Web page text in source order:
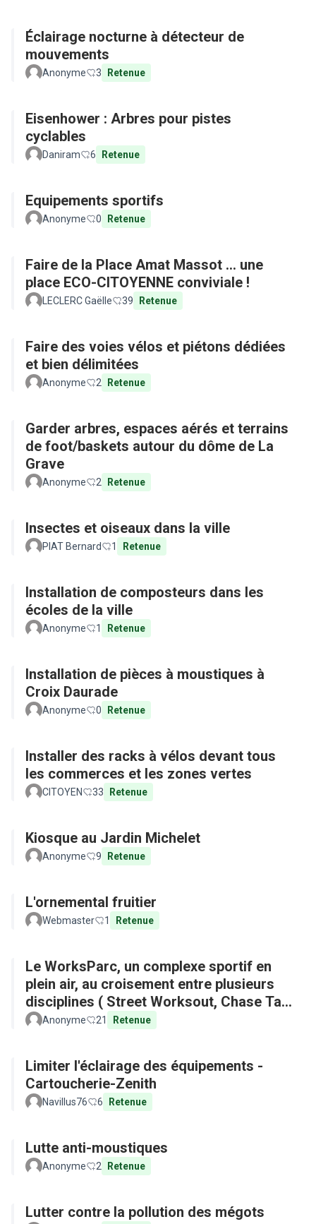
Éclairage nocturne à détecteur de
mouvements
Anonyme 3 Retenue
Eisenhower : Arbres pour pistes
cyclables
Daniram 6 Retenue
Equipements sportifs
Anonyme 0 Retenue
Faire de la Place Amat Massot ... une
place ECO-CITOYENNE conviviale !
LECLERC Gaëlle 39 Retenue
Faire des voies vélos et piétons dédiées
et bien délimitées
Anonyme 2 Retenue
Garder arbres, espaces aérés et terrains
de foot/baskets autour du dôme de La
Grave
Anonyme 2 Retenue
Insectes et oiseaux dans la ville
PIAT Bernard 1 Retenue
Installation de composteurs dans les
écoles de la ville
Anonyme 1 Retenue
Installation de pièces à moustiques à
Croix Daurade
Anonyme 0 Retenue
Installer des racks à vélos devant tous
les commerces et les zones vertes
CITOYEN 33 Retenue
Kiosque au Jardin Michelet
Anonyme 9 Retenue
L'ornemental fruitier
Webmaster 1 Retenue
Le WorksParc, un complexe sportif en
plein air, au croisement entre plusieurs
disciplines ( Street Worksout, Chase Tag,
Parkour)
Anonyme 21 Retenue
Limiter l'éclairage des équipements -
Cartoucherie-Zenith
Navillus76 6 Retenue
Lutte anti-moustiques
Anonyme 2 Retenue
Lutter contre la pollution des mégots